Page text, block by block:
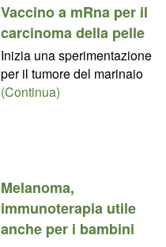
Vaccino a mRna per il
carcinoma della pelle
Inizia una sperimentazione
per il tumore del marinaio
(Continua)
Melanoma,
immunoterapia utile
anche per i bambini